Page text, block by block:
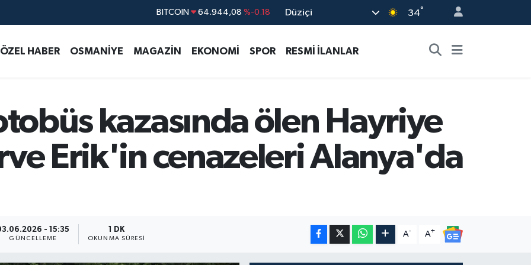
BITCOIN 64.944,08 %-0.18
EURO 55,2510 %0.32
BİST100 13.779 %-14
Düziçi 34°
ÖZEL HABER OSMANİYE MAGAZİN EKONOMİ SPOR RESMİ İLANLAR
kazasında ölen Hayriye
Erik'in cenazeleri Alanya'da
- 15:35
GÜNCELLEME
1 DK
OKUNMA SÜRESI
A- A+